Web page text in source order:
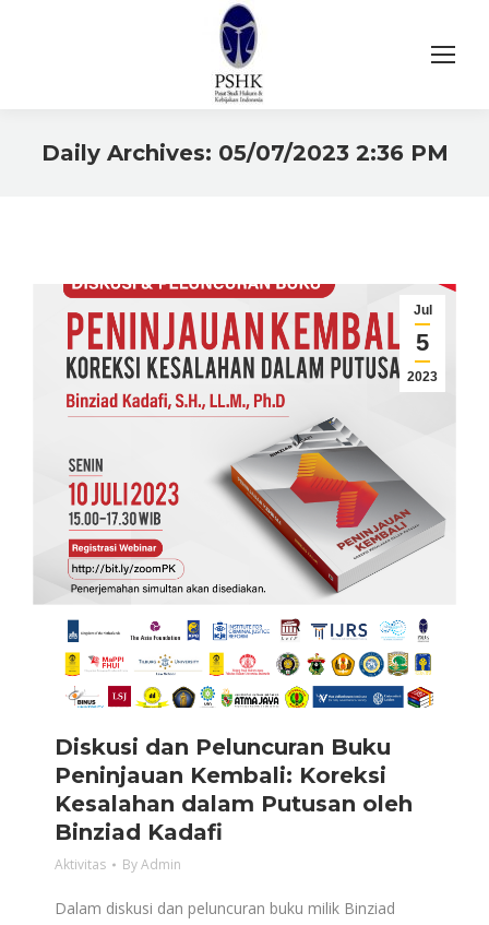
Daily Archives: 05/07/2023 2:36 PM
Jul
5
2023
Diskusi dan Peluncuran Buku
Peninjauan Kembali: Koreksi
Kesalahan dalam Putusan oleh
Binziad Kadafi
Aktivitas ByAdmin
Dalam diskusi dan peluncuran buku milik Binziad